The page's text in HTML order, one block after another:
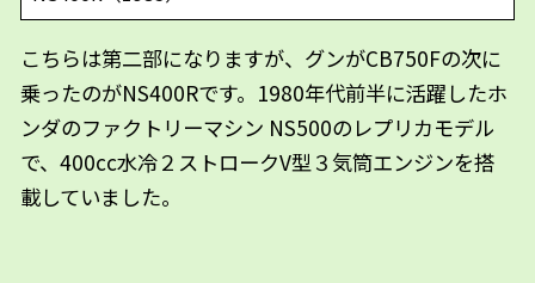
こちらは第二部になりますが、グンがCB750Fの次に
乗ったのがNS400Rです。1980年代前半に活躍したホ
ンダのファクトリーマシン NS500のレプリカモデル
で、400cc水冷２ストロークV型３気筒エンジンを搭
載していました。